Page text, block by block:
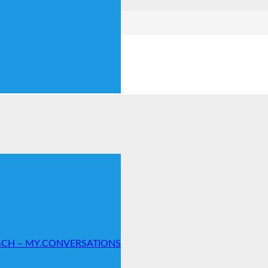
– MY.CONVERSATIONS